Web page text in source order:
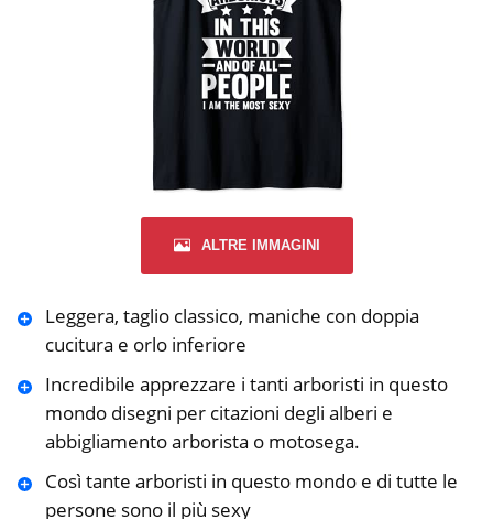
ALTRE IMMAGINI
Leggera, taglio classico, maniche con doppia
cucitura e orlo inferiore
Incredibile apprezzare i tanti arboristi in questo
mondo disegni per citazioni degli alberi e
abbigliamento arborista o motosega.
Così tante arboristi in questo mondo e di tutte le
persone sono il più sexy